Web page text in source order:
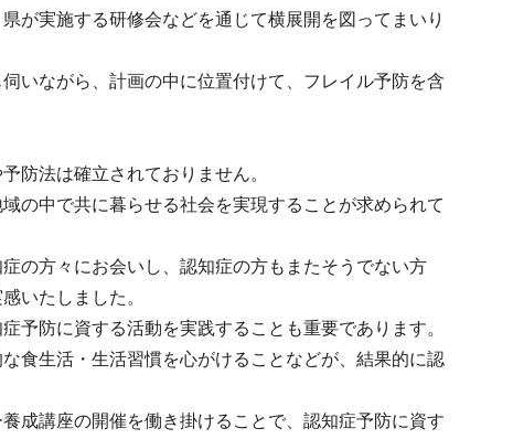
が実施する研修会などを通じて横展開を図ってまいり
いながら、計画の中に位置付けて、フレイル予防を含
防法は確立されておりません。
の中で共に暮らせる社会を実現することが求められて
の方々にお会いし、認知症の方もまたそうでない方
いたしました。
予防に資する活動を実践することも重要であります。
食生活・生活習慣を心がけることなどが、結果的に認
成講座の開催を働き掛けることで、認知症予防に資す